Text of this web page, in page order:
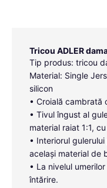
Tricou ADLER
Tip produs: tricou
Material: Single
silicon
• Croială cambrată
• Tivul îngust al
material raiat 1:1,
• Interiorul
același material de
• La nivelul
întărire.